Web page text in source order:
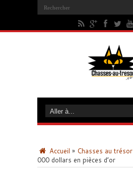
Accueil » Chasses au trésor
000 dollars en pièces d’or